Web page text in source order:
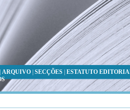
ARQUIVO| SECÇÕES| ESTATUTO